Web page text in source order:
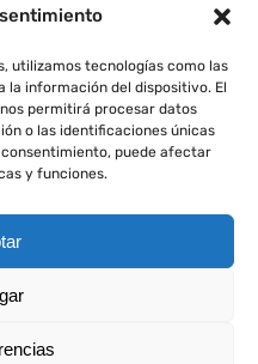
utilizamos tecnologías como las
la información del dispositivo. El
permitirá procesar datos
o las identificaciones únicas
puede afectar
y funciones.